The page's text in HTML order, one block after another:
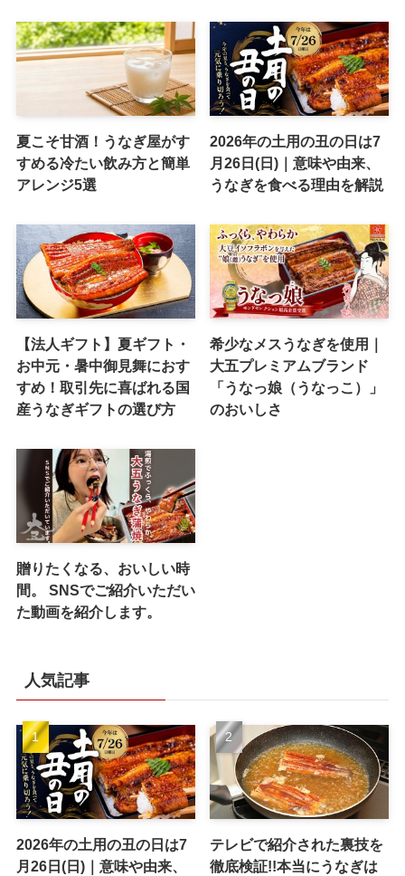
夏こそ甘酒！うなぎ屋がす
すめる冷たい飲み方と簡単
アレンジ5選
2026年の土用の丑の日は7
月26日(日)｜意味や由来、
うなぎを食べる理由を解説
【法人ギフト】夏ギフト・
お中元・暑中御見舞におす
すめ！取引先に喜ばれる国
産うなぎギフトの選び方
希少なメスうなぎを使用｜
大五プレミアムブランド
「うなっ娘（うなっこ）」
のおいしさ
贈りたくなる、おいしい時
間。 SNSでご紹介いただい
た動画を紹介します。
人気記事
2026年の土用の丑の日は7
月26日(日)｜意味や由来、
テレビで紹介された裏技を
徹底検証!!本当にうなぎは